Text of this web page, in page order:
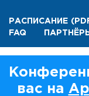
РАСПИСАНИЕ
FAQ
вас на